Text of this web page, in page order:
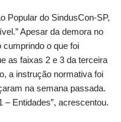
Popular do SindusCon-SP,
Apesar da demora no
o que foi
as faixas 2 e 3 da terceira
a instrução normativa foi
na semana passada.
– Entidades”, acrescentou.